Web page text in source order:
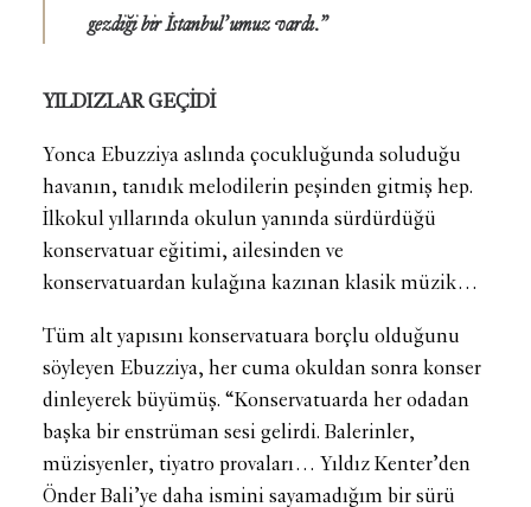
gezdiği bir İstanbul’umuz vardı.”
YILDIZLAR GEÇİDİ
Yonca Ebuzziya aslında çocukluğunda soluduğu
havanın, tanıdık melodilerin peşinden gitmiş hep.
İlkokul yıllarında okulun yanında sürdürdüğü
konservatuar eğitimi, ailesinden ve
konservatuardan kulağına kazınan klasik müzik…
Tüm alt yapısını konservatuara borçlu olduğunu
söyleyen Ebuzziya, her cuma okuldan sonra konser
dinleyerek büyümüş. “Konservatuarda her odadan
başka bir enstrüman sesi gelirdi. Balerinler,
müzisyenler, tiyatro provaları… Yıldız Kenter’den
Önder Bali’ye daha ismini sayamadığım bir sürü